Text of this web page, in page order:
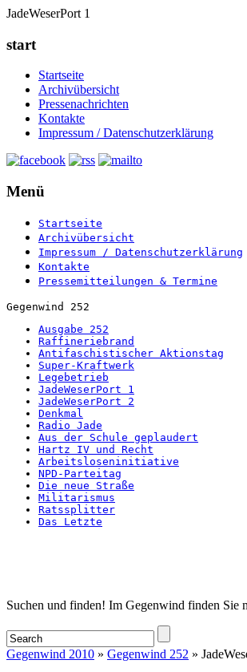
JadeWeserPort 1
start
Startseite
Archivübersicht
Pressenachrichten
Kontakte
Impressum / Datenschutzerklärung
Menü
Startseite
Archivübersicht
Impressum / Datenschutzerklärung
Kontakte
Pressemitteilungen & Termine
Gegenwind 252
Ausgabe 252
Raffineriebrand
Antifaschistischer Aktionstag
Super-Kraftwerk
Legebetrieb
JadeWeserPort 1
JadeWeserPort 2
Denkmal
Radio Jade
Aus der Schule geplaudert
Hartz IV und Recht
Arbeitsloseninitiative
NPD-Parteitag
Die neue Straße
Militarismus
Ratssplitter
Das Letzte
Startseite
Suchen und finden! Im Gegenwind finden Sie
Gegenwind 2010 » Gegenwind 252 »